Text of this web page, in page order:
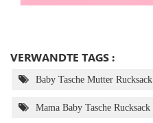
VERWANDTE TAGS :
Baby Tasche Mutter Rucksack
Mama Baby Tasche Rucksack